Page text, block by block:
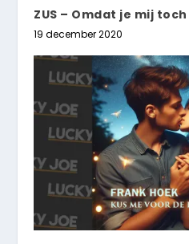
ZUS – Omdat je mij
19 december 2020